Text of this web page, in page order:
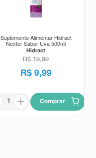
Suplemento Alimentar Hidract
Nexter Sabor Uva 500ml
Hidract
R$ 19,99
R$ 9,99
Comprar